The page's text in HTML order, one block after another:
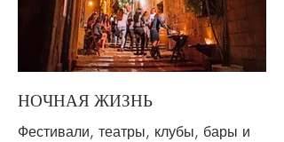
НОЧНАЯ ЖИЗНЬ
Фестивали, театры, клубы, бары и